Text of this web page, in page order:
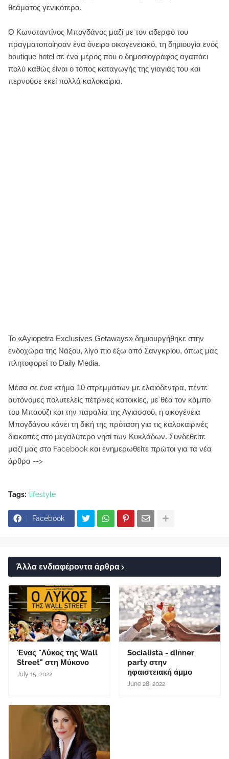
θεάματος γενικότερα.
Ο Κωνσταντίνος Μπογδάνος μαζί με τον αδερφό του
πραγματοποίησαν ένα όνειρο οικογενειακό, τη δημιουγία ενός
boutique hotel σε ένα μέρος που ο δημοσιογράφος αγαπάει
πολύ καθώς είναι ο τόπος καταγωγής της γιαγιάς του και
περνούσε εκεί πολλά καλοκαίρια.
Το «Ayiopetra Exclusives Getaways» δημιουργήθηκε στην
ενδοχώρα της Νάξου, λίγο πιο έξω από Σανγκρίου, όπως μας
πλητοφορεί το Daily Media.
Μέσα σε ένα κτήμα 10 στρεμμάτων με ελαιόδεντρα, πέντε
αυτόνομες πολυτελείς πέτρινες κατοικίες, με θέα τον κάμπο
του Μπαούζι και την παραλία της Αγιασσού, η οικογένεια
Μπογδάνου κάνει τη δική της πρόταση για τις καλοκαιρινές
διακοπές στο μεγαλύτερο νησί των Κυκλάδων. Συνδεθείτε
μαζί μας στο Facebook και ενημερωθείτε πρώτοι για τα νέα
άρθρα -->
Tags: lifestyle
Facebook
Άλλα ενδιαφέροντα άρθρα
Ένας "Λύκος της Wall
Street" στη Μύκονο
July 15, 2022
Socialista - dinner
party στην
ηφαιστειακή άμμο
June 28, 2022